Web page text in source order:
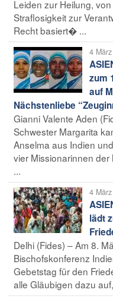
Leiden zur Heilung,
Straflosigkeit zur
Recht basiert� ...
4
zum
auf
Nächstenliebe
Gianni Valente Aden
Schwester Margarita
Anselma aus Indien
vier Missionarinnen
...
4
lädt
Delhi (Fides) – Am 8.
Bischofskonferenz
Gebetstag für den
alle Gläubigen dazu